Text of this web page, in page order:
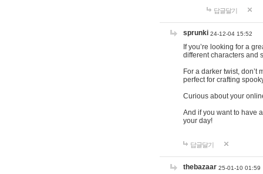
답글달기
sprunki 24-12-04 15:52
If you’re looking for a
different characters and
For a darker twist, don’t
perfect for crafting
Curious about your
And if you want to have
your day!
답글달기
thebazaar 25-01-10 01:59